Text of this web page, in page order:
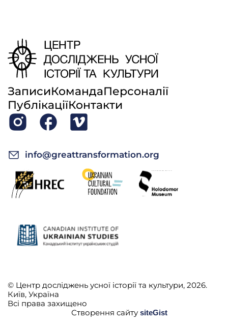
ЗаписиКомандаПерсоналії
ПублікаціїКонтакти
info@greattransformation.org
© Центр досліджень усної історії та культури, 2026.
Київ, Україна
Всі права захищено
Створення сайту siteGist